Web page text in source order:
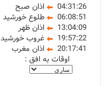
04:31:26
اذان صبح
06:08:51
طلوع خورشید
13:04:09
اذان ظهر
19:57:22
غروب خورشید
20:17:41
اذان مغرب
اوقات به افق :